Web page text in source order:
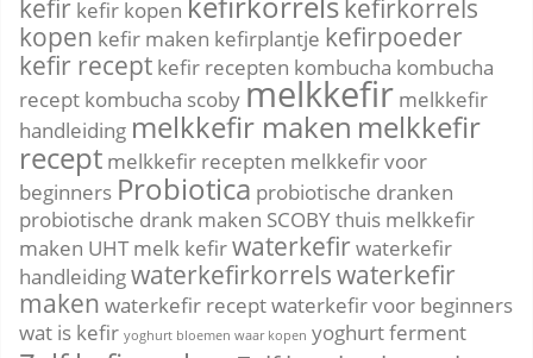
kefir kefir kopen
kefirkorrels
kopen kefir maken kefirplantje kefirpoeder
kefir recept kefir recepten kombucha kombucha
recept kombucha scoby melkkefir melkkefir
handleiding melkkefir maken melkkefir
recept melkkefir recepten melkkefir voor
beginners Probiotica probiotische dranken
probiotische drank maken SCOBYthuis melkkefir
maken UHT melk kefirwaterkefirwaterkefir
handleidingwaterkefirkorrelswaterkefir
maken waterkefir receptwaterkefir voor beginners
wat is kefir yoghurt bloemen waar kopen yoghurt ferment